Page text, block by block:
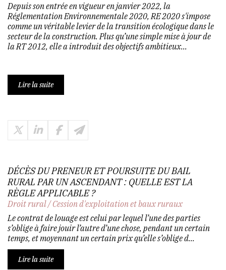
Depuis son entrée en vigueur en janvier 2022, la
Réglementation Environnementale 2020, RE 2020 s'impose
comme un véritable levier de la transition écologique dans le
secteur de la construction. Plus qu’une simple mise à jour de
la RT 2012, elle a introduit des objectifs ambitieux...
Lire la suite
DÉCÈS DU PRENEUR ET POURSUITE DU BAIL
RURAL PAR UN ASCENDANT : QUELLE EST LA
RÈGLE APPLICABLE ?
Droit rural/Cession d'exploitation et baux ruraux
Le contrat de louage est celui par lequel l’une des parties
s’oblige à faire jouir l’autre d’une chose, pendant un certain
temps, et moyennant un certain prix qu’elle s’oblige d...
Lire la suite